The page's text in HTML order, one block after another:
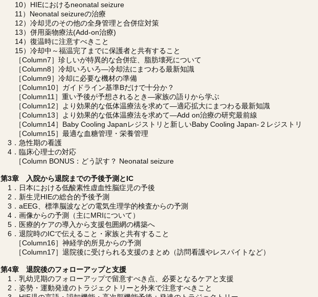
10）HIEにおけるneonatal seizure
11）Neonatal seizureの治療
12）冷却児のその他の全身管理と合併症対策
13）併用薬物療法(Add-on治療)
14）復温時に注意すべきこと
15）冷却中～福温完了までに保護者と共有すること
［Column7］珍しいが特異的な合併症、脂肪壊死について
［Column8］冷却いろいろ―冷却法にまつわる最新知識
［Column9］冷却に必要な機材の準備
［Column10］ガイドライン基準Bだけで十分か？
［Column11］重い予後が予想されるとき―家族の語りから学ぶ
［Column12］より効果的な低体温療法を求めて―適応拡大にまつわる最新知識
［Column13］より効果的な低体温療法を求めて―Add on治療の研究最前線
［Column14］Baby Cooling Japanレジストリと新しいBaby Cooling Japan-２レジストリ
［Column15］最適な血糖管理・栄養管理
3．急性期の看護
4．臨床心理士の対応
［Column BONUS：どう訳す？ Neonatal seizure
第3章 入院から退院までの予後予測とIC
1．日本における低酸素性虚血性脳症児の予後
2．新生児HIEの総合的予後予測
3．aEEG、標準脳波などの電気生理学的検査からの予測
4．画像からの予測（主にMRIについて）
5．医療的ケアの導入から支援包囲網の構築へ
6．退院時のICで伝えること・家族と共有すること
［Column16］神経学的所見からの予測
［Column17］退院後に受けられる支援のまとめ（訪問看護やレスパイトなど）
第4章 退院後のフォローアップと支援
1．乳幼児期のフォローアップで留意すべき点、必要となるケアと支援
2．姿勢・運動発達のトラジェクトリーと外来で注意すべきこと